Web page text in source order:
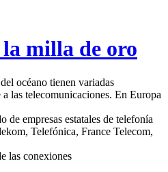
milla de oro
océano tienen variadas
las telecomunicaciones. En Europa
de empresas estatales de telefonía
Telefónica, France Telecom,
las conexiones